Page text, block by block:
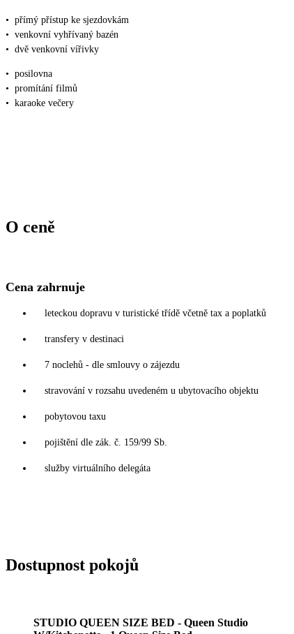
• přímý přístup ke sjezdovkám
• venkovní vyhřívaný bazén
• dvě venkovní vířivky
• posilovna
• promítání filmů
• karaoke večery
O ceně
Cena zahrnuje
leteckou dopravu v turistické třídě včetně tax a poplatků
transfery v destinaci
7 noclehů - dle smlouvy o zájezdu
stravování v rozsahu uvedeném u ubytovacího objektu
pobytovou taxu
pojištění dle zák. č. 159/99 Sb.
služby virtuálního delegáta
Dostupnost pokojů
STUDIO QUEEN SIZE BED - Queen Studio